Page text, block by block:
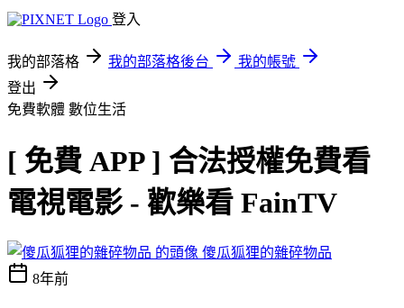
登入
我的部落格 我的部落格後台
我的帳號
登出
免費軟體 數位生活
[ 免費 APP ] 合法授權免費看
電視電影 - 歡樂看 FainTV
傻瓜狐狸的雜碎物品
8年前